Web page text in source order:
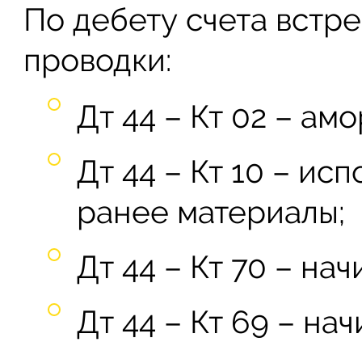
По дебету счета
проводки:
Дт 44 – Кт 02 –
Дт 44 – Кт 10 –
ранее материалы;
Дт 44 – Кт 70 –
Дт 44 – Кт 69 –